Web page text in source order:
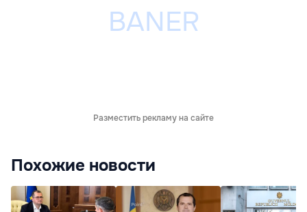
Разместить рекламу на сайте
Похожие новости